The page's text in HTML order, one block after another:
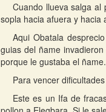
Cuando llueva salga
sopla hacia afuera y hacia
Aqui Obatala
guias del ñame
porque le gustaba el ñame.
Para vencer
Este es un Ifa de